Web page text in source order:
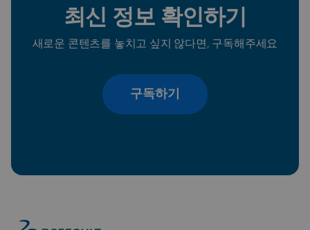
최신 정보 확인하기
새로운 콘텐츠를 놓치고 싶지 않다면, 구독해주세요
구독하기